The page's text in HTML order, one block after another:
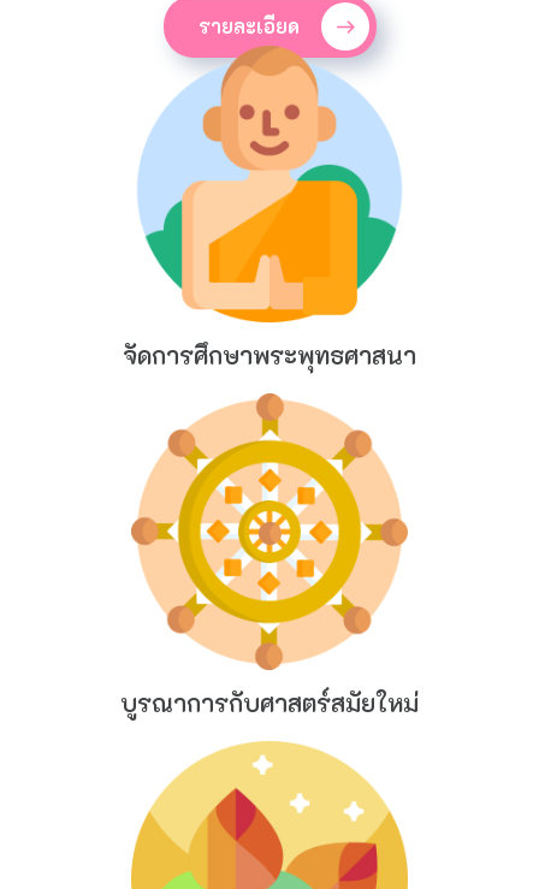
รายละเอียด
จัดการศึกษาพระพุทธศาสนา
บูรณาการกับศาสตร์สมัยใหม่